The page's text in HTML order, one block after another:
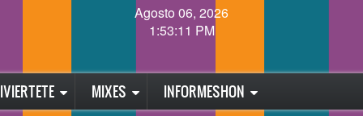
Agosto 06, 2026
1:53:11 PM
MIXES INFORMESHON